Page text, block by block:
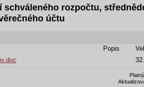
schváleného rozpočtu,
účtu
Popis